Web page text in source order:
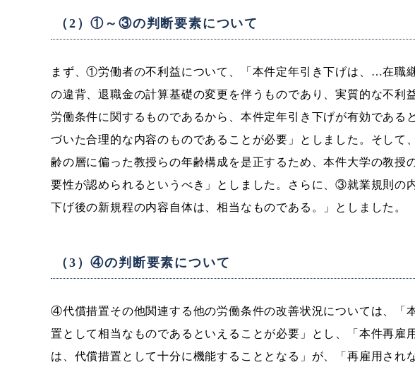
（2）①～③の判断要素について
まず、①労働者の不利益について、「本件定年引き下げは、…在職
の違背、退職金の計算基礎の変更を伴うものであり、実質的な不利
労働条件に関するものであるから、本件定年引き下げが有効であ
づいた合理的な内容のものであることが必要」としました。そし
齢の層に偏った教授らの年齢構成を是正するため、本件大学の教授
要性が認められるというべき」としました。さらに、③就業規則の
下げ後の新規程の内容自体は、相当なものである。」としました。
（3）④の判断要素について
④代償措置その他関連する他の労働条件の改善状況については、「
置として相当なものであるといえることが必要」とし、「本件再雇
は、代償措置として十分に機能することとなる」が、「再雇用され